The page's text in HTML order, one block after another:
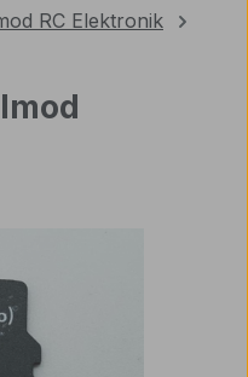
RC Elektronik